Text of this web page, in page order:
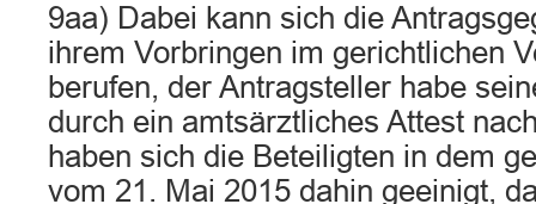
9aa) Dabei kann sich die
ihrem Vorbringen im gerichtlichen
berufen, der Antragsteller habe
durch ein amtsärztliches Attest
haben sich die Beteiligten in dem
vom 21. Mai 2015 dahin geeinigt,